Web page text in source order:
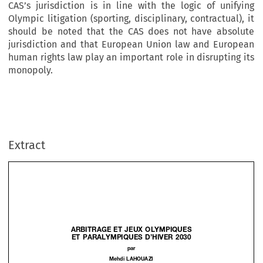
CAS’s jurisdiction is in line with the logic of unifying
Olympic litigation (sporting, disciplinary, contractual), it
should be noted that the CAS does not have absolute
jurisdiction and that European Union law and European
human rights law play an important role in disrupting its
monopoly.
Extract




ARBITRAGE ET JEUX OLYMPIQUES
ET  PARALYMPIQUES D’HIVER 2030
par
Mehdi  LAHOUAZI